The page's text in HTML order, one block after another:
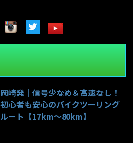
岡崎発｜信号少なめ＆高速なし！
初心者も安心のバイクツーリング
ルート【17km〜80km】